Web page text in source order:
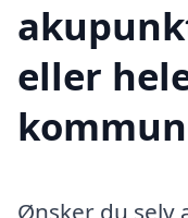
eller
Ønsker du selv